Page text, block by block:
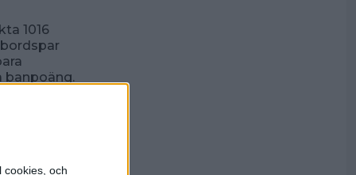
cookies, och
1016
banpoäng.
poäng i